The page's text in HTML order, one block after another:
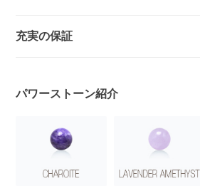
充実の保証
パワーストーン紹介